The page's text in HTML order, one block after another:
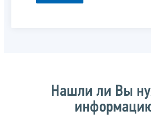
Нашли ли Вы